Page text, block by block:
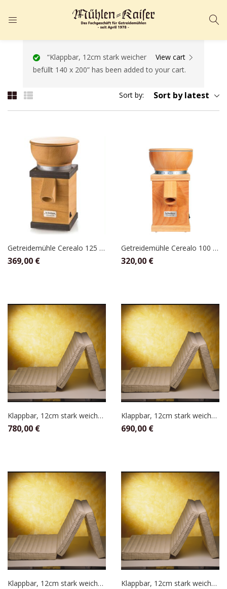
ANMELDEN
Geben Sie Ihren Benutzernamen und Ihr Passwort ein, um sich
anzumelden.
Angemeldet bleiben Passwort vergessen?
View cart
“Klappbar, 12cm stark weicher
befüllt 140 x 200” has been added to your cart.
Sort by: Sort by latest
Getreidemühle Cerealo 125 Anthrazit, Schnitzer
369,00 €
Getreidemühle Cerealo 100 Natur, Schnitzer
320,00 €
Klappbar, 12cm stark weicher befüllt 160 x 200
780,00 €
Klappbar, 12cm stark weicher befüllt 140 x 200
690,00 €
Klappbar, 12cm stark weicher befüllt 120 x 200 Klappbar, 12cm stark weicher befüllt 100 x 200